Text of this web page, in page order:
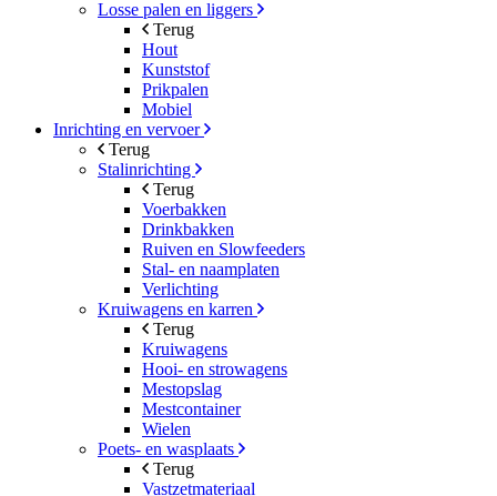
Losse palen en liggers
Terug
Hout
Kunststof
Prikpalen
Mobiel
Inrichting en vervoer
Terug
Stalinrichting
Terug
Voerbakken
Drinkbakken
Ruiven en Slowfeeders
Stal- en naamplaten
Verlichting
Kruiwagens en karren
Terug
Kruiwagens
Hooi- en strowagens
Mestopslag
Mestcontainer
Wielen
Poets- en wasplaats
Terug
Vastzetmateriaal